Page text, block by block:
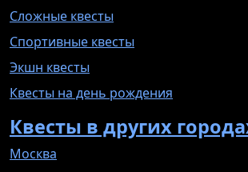
Сложные квесты
Спортивные квесты
Экшн квесты
Квесты на день рождения
Квесты в других
Москва